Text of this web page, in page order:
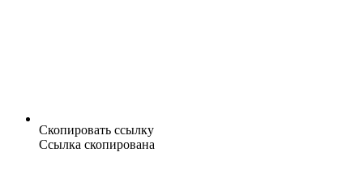
Скопировать ссылку
Ссылка скопирована